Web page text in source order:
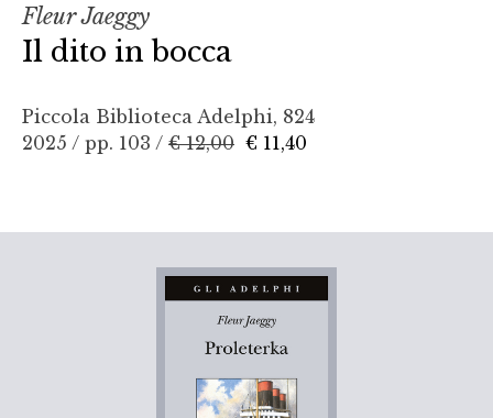
Fleur Jaeggy
Il dito in bocca
Piccola Biblioteca Adelphi, 824
2025 / pp. 103 / € 12,00 € 11,40